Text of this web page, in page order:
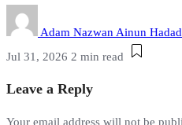
Adam Nazwan Ainun Hadad
Jul 31, 2026 2 min read
Leave a Reply
Your email address will not be